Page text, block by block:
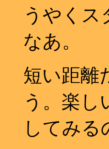
うやくス
なあ。
短い距離
う。楽し
してみる